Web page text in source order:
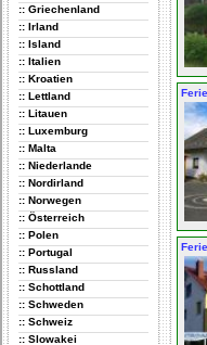
:: Griechenland
:: Irland
:: Island
:: Italien
:: Kroatien
:: Lettland
:: Litauen
:: Luxemburg
:: Malta
:: Niederlande
:: Nordirland
:: Norwegen
:: Österreich
:: Polen
:: Portugal
:: Russland
:: Schottland
:: Schweden
:: Schweiz
:: Slowakei